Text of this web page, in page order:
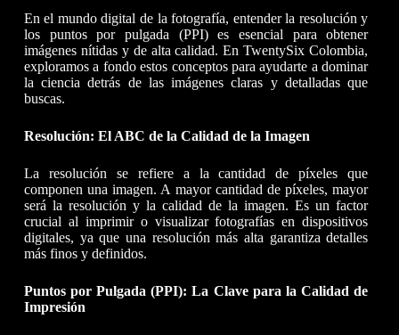
En el mundo digital de la fotografía, entender la resolución y
los puntos por pulgada (PPI) es esencial para obtener
imágenes nítidas y de alta calidad. En TwentySix Colombia,
exploramos a fondo estos conceptos para ayudarte a dominar
la ciencia detrás de las imágenes claras y detalladas que
buscas.
Resolución: El ABC de la Calidad de la Imagen
La resolución se refiere a la cantidad de píxeles que
componen una imagen. A mayor cantidad de píxeles, mayor
será la resolución y la calidad de la imagen. Es un factor
crucial al imprimir o visualizar fotografías en dispositivos
digitales, ya que una resolución más alta garantiza detalles
más finos y definidos.
Puntos por Pulgada (PPI): La Clave para la Calidad de
Impresión